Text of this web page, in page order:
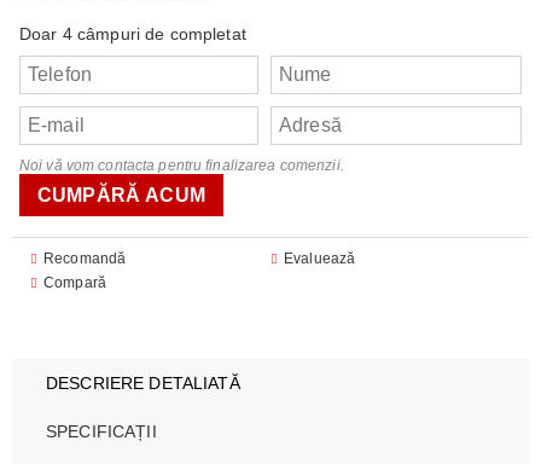
Doar 4 câmpuri de completat
Noi vă vom contacta pentru finalizarea comenzii.
Recomandă
Evaluează
Compară
DESCRIERE DETALIATĂ
SPECIFICAȚII